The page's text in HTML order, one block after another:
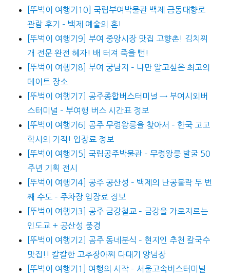
[뚜벅이 여행기10] 국립부여박물관 백제 금동대향로
관람 후기 – 백제 예술의 혼!
[뚜벅이 여행기9] 부여 중앙시장 맛집 고향촌! 김치찌
개 전문 완전 혜자! 배 터져 죽을 뻔!
[뚜벅이 여행기8] 부여 궁남지 – 나만 알고싶은 최고의
데이트 장소
[뚜벅이 여행기7] 공주종합버스터미널 → 부여시외버
스터미널 – 부여행 버스 시간표 정보
[뚜벅이 여행기6] 공주 무령왕릉을 찾아서 – 한국 고고
학사의 기적! 입장료 정보
[뚜벅이 여행기5] 국립공주박물관 – 무령왕릉 발굴 50
주년 기획 전시
[뚜벅이 여행기4] 공주 공산성 – 백제의 난공불락 두 번
째 수도 – 주차장 입장료 정보
[뚜벅이 여행기3] 공주 금강철교 – 금강을 가로지르는
인도교 + 공산성 풍경
[뚜벅이 여행기2] 공주 동네분식 – 현지인 추천 칼국수
맛집!! 칼칼한 고추장아찌 다대기 양념장
[뚜벅이 여행기1] 여행의 시작 – 서울고속버스터미널